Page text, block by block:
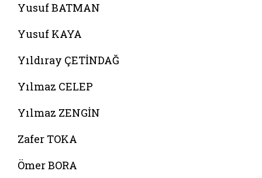
Yusuf BATMAN
Yusuf KAYA
Yıldıray ÇETİNDAĞ
Yılmaz CELEP
Yılmaz ZENGİN
Zafer TOKA
Ömer BORA